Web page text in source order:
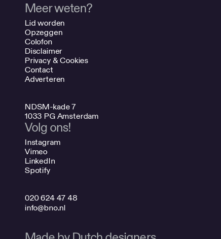
Meer weten?
Lid worden
Opzeggen
Colofon
Disclaimer
Privacy & Cookies
Contact
Adverteren
NDSM-kade 7
1033 PG Amsterdam
Volg ons!
Instagram
Vimeo
LinkedIn
Spotify
020 624 47 48
info@bno.nl